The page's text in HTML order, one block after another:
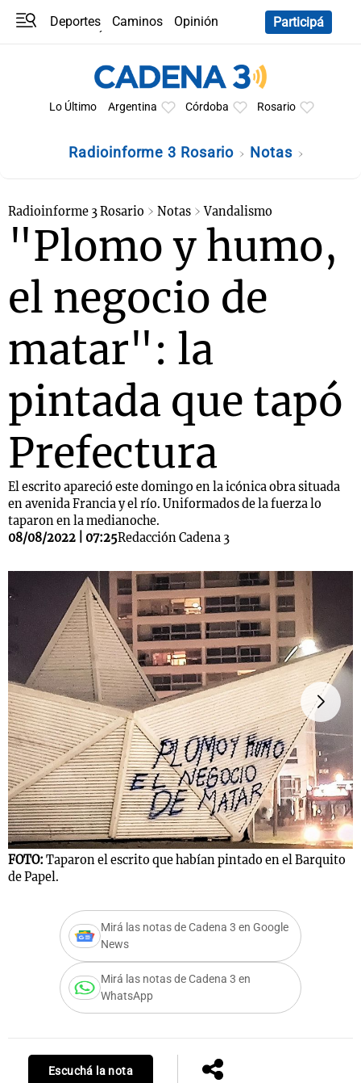
Deportes Caminos
Opinión
Participá
Lo Último Argentina Córdoba Rosario
Radioinforme 3 Rosario Notas
Radioinforme 3 Rosario Notas Vandalismo
"Plomo y humo,
el negocio de
matar": la
pintada que tapó
Prefectura
El escrito apareció este domingo en la icónica obra situada
en avenida Francia y el río. Uniformados de la fuerza lo
taparon en la medianoche.
08/08/2022 | 07:25Redacción Cadena 3
FOTO: Taparon el escrito que habían pintado en el Barquito
de Papel.
Mirá las notas de Cadena 3 en Google
News
Mirá las notas de Cadena 3 en
WhatsApp
Escuchá la nota
Notas
Mundial 2026
Notas
La Sole en
Cadena 3